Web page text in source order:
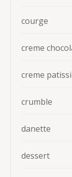
courge
creme
creme
crumble
danette
dessert